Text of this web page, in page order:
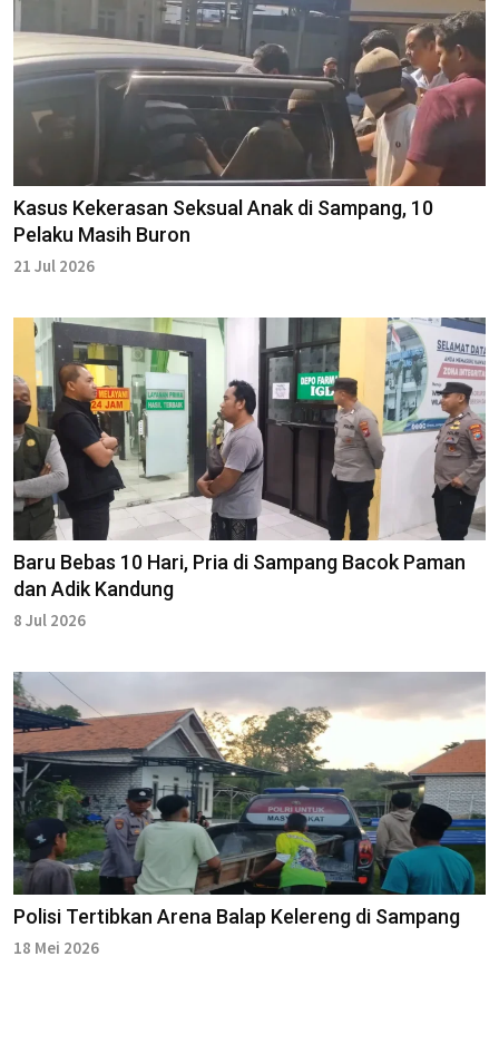
Kasus Kekerasan Seksual Anak di Sampang, 10
Pelaku Masih Buron
21 Jul 2026
Baru Bebas 10 Hari, Pria di Sampang Bacok Paman
dan Adik Kandung
8 Jul 2026
Polisi Tertibkan Arena Balap Kelereng di Sampang
18 Mei 2026